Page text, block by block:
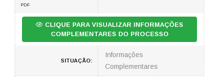
PDF
CLIQUE PARA VISUALIZAR INFORMAÇÕES
COMPLEMENTARES DO PROCESSO
SITUAÇÃO:
Informações
Complementares